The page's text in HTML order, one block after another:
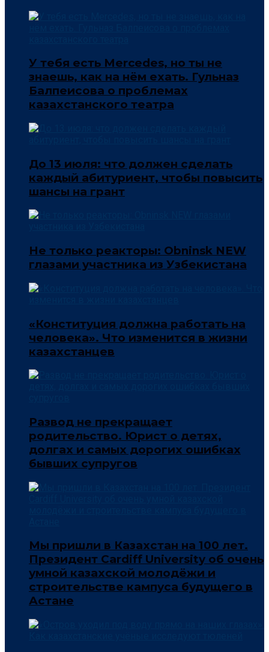
У тебя есть Mercedes, но ты не
знаешь, как на нём ехать. Гульназ
Балпеисова о проблемах
казахстанского театра
До 13 июля: что должен сделать
каждый абитуриент, чтобы повысить
шансы на грант
Не только реакторы: Obninsk NEW
глазами участника из Узбекистана
«Конституция должна работать на
человека». Что изменится в жизни
казахстанцев
Развод не прекращает
родительство. Юрист о детях,
долгах и самых дорогих ошибках
бывших супругов
Мы пришли в Казахстан на 100 лет.
Президент Cardiff University об очень
умной казахской молодёжи и
строительстве кампуса будущего в
Астане